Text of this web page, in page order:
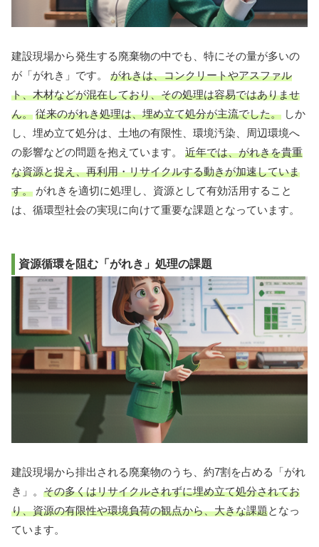
建設現場から発生する廃棄物の中でも、特にその量が多いの
が「がれき」です。 がれきは、コンクリートやアスファル
ト、木材などが混在しており、その処理は容易ではありませ
ん。 従来のがれき処理は、埋め立て処分が主流でした。 しか
し、埋め立て処分は、土地の有限性、環境汚染、周辺環境へ
の影響などの問題を抱えています。 近年では、がれきを貴重
な資源と捉え、再利用・リサイクルする動きが加速していま
す。 がれきを適切に処理し、資源として有効活用すること
は、循環型社会の実現に向けて重要な課題となっています。
資源循環を阻む「がれき」処理の課題
建設現場から排出される廃棄物のうち、約7割を占める「がれ
き」。 その多くはリサイクルされずに埋め立て処分されてお
り、資源の有限性や環境負荷の観点から、大きな課題となっ
ています。